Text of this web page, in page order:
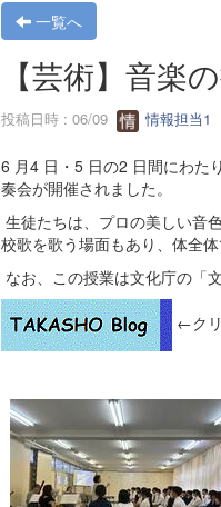
一覧へ
【芸術】音楽
投稿日時 : 06/09 情報担当1
6 月4 日・5 日の2 日間にわた
奏会が開催されました。
生徒たちは、プロの美しい音
校歌を歌う場面もあり、体全
なお、この授業は文化庁の「
←ク